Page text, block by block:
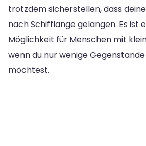
trotzdem sicherstellen, dass
nach Schifflange gelangen. Es ist
Möglichkeit für Menschen mit
wenn du nur wenige
möchtest.